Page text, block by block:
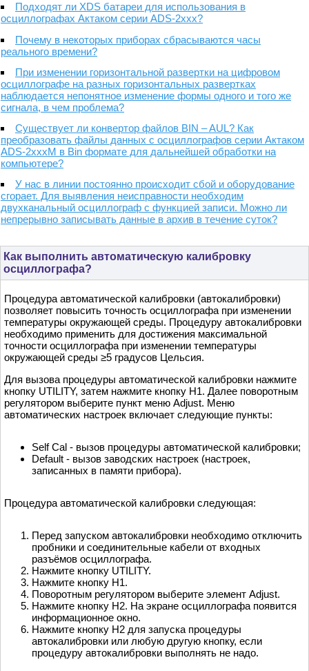
Подходят ли XDS батареи для использования в
осциллографах Актаком серии ADS-2xxx?
Почему в некоторых приборах сбрасываются часы
реального времени?
При изменении горизонтальной развертки на цифровом
осциллографе на разных горизонтальных развертках
наблюдается непонятное изменение формы одного и того же
сигнала, в чем проблема?
Существует ли конвертор файлов BIN – AUL? Как
преобразовать файлы данных с осциллографов серии Актаком
ADS-2xxxM в Bin формате для дальнейшей обработки на
компьютере?
У нас в линии постоянно происходит сбой и оборудование
сгорает. Для выявления неисправности необходим
двухканальный осциллограф с функцией записи. Можно ли
непрерывно записывать данные в архив в течение суток?
Как выполнить автоматическую калибровку
осциллографа?
Процедура автоматической калибровки (автокалибровки)
позволяет повысить точность осциллографа при изменении
температуры окружающей среды. Процедуру автокалибровки
необходимо применить для достижения максимальной
точности осциллографа при изменении температуры
окружающей среды ≥5 градусов Цельсия.
Для вызова процедуры автоматической калибровки нажмите
кнопку UTILITY, затем нажмите кнопку H1. Далее поворотным
регулятором выберите пункт меню Adjust. Меню
автоматических настроек включает следующие пункты:
Self Cal - вызов процедуры автоматической калибровки;
Default - вызов заводских настроек (настроек,
записанных в памяти прибора).
Процедура автоматической калибровки следующая:
Перед запуском автокалибровки необходимо отключить
пробники и соединительные кабели от входных
разъёмов осциллографа.
Нажмите кнопку UTILITY.
Нажмите кнопку H1.
Поворотным регулятором выберите элемент Adjust.
Нажмите кнопку H2. На экране осциллографа появится
информационное окно.
Нажмите кнопку H2 для запуска процедуры
автокалибровки или любую другую кнопку, если
процедуру автокалибровки выполнять не надо.